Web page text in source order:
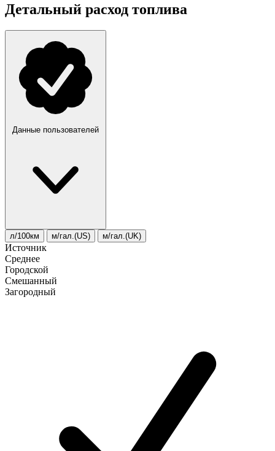
Детальный расход топлива
Данные пользователей
л/100км м/гал.(US) м/гал.(UK)
Источник
Среднее
Городской
Смешанный
Загородный